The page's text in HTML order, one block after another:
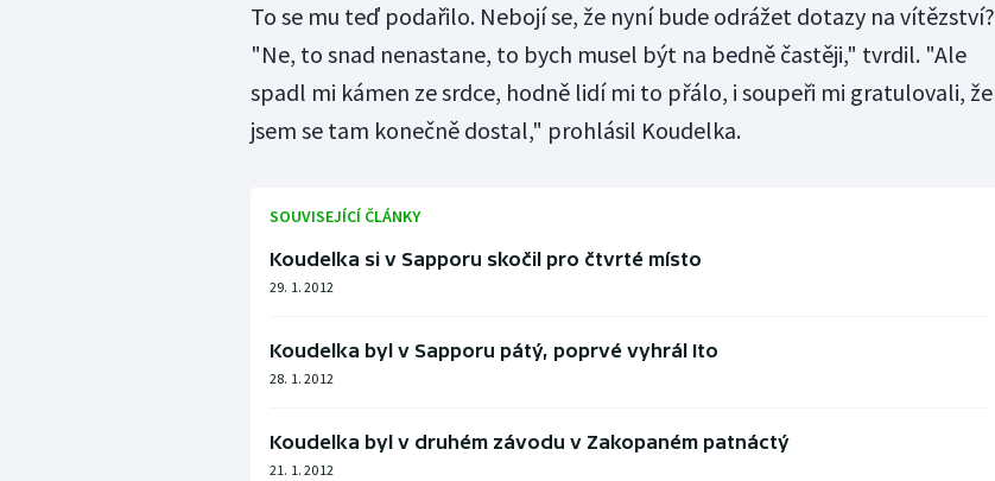
To se mu teď podařilo. Nebojí se, že nyní bude odrážet dotazy na vítězství?
"Ne, to snad nenastane, to bych musel být na bedně častěji," tvrdil. "Ale
spadl mi kámen ze srdce, hodně lidí mi to přálo, i soupeři mi gratulovali, že
jsem se tam konečně dostal," prohlásil Koudelka.
SOUVISEJÍCÍ ČLÁNKY
Koudelka si v Sapporu skočil pro čtvrté místo
29. 1. 2012
Koudelka byl v Sapporu pátý, poprvé vyhrál Ito
28. 1. 2012
Koudelka byl v druhém závodu v Zakopaném patnáctý
21. 1. 2012